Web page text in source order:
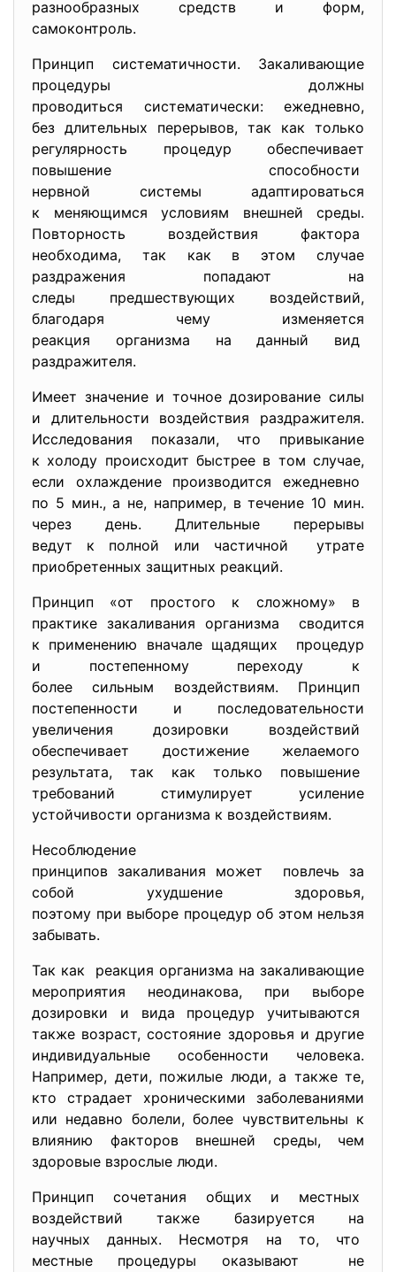
разнообразных средств и форм,
самоконтроль.
Принцип систематичности. Закаливающие
процедуры должны
проводиться систематически: ежедневно,
без длительных перерывов, так как только
регулярность процедур обеспечивает
повышение способности
нервной системы адаптироваться
к меняющимся условиям внешней среды.
Повторность воздействия фактора
необходима, так как в этом случае
раздражения попадают на
следы предшествующих воздействий,
благодаря чему изменяется
реакция организма на данный вид
раздражителя.
Имеет значение и точное дозирование силы
и длительности воздействия раздражителя.
Исследования показали, что привыкание
к холоду происходит быстрее в том случае,
если охлаждение производится ежедневно
по 5 мин., а не, например, в течение 10 мин.
через день. Длительные перерывы
ведут к полной или частичной утрате
приобретенных защитных реакций.
Принцип «от простого к сложному» в
практике закаливания организма сводится
к применению вначале щадящих процедур
и постепенному переходу к
более сильным воздействиям. Принцип
постепенности и последовательности
увеличения дозировки воздействий
обеспечивает достижение желаемого
результата, так как только повышение
требований стимулирует усиление
устойчивости организма к воздействиям.
Несоблюдение
принципов закаливания может повлечь за
собой ухудшение здоровья,
поэтому при выборе процедур об этом нельзя
забывать.
Так как реакция организма на закаливающие
мероприятия неодинакова, при выборе
дозировки и вида процедур учитываются
также возраст, состояние здоровья и другие
индивидуальные особенности человека.
Например, дети, пожилые люди, а также те,
кто страдает хроническими заболеваниями
или недавно болели, более чувствительны к
влиянию факторов внешней среды, чем
здоровые взрослые люди.
Принцип сочетания общих и местных
воздействий также базируется на
научных данных. Несмотря на то, что
местные процедуры оказывают не